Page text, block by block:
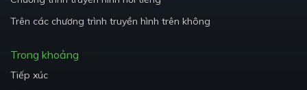
Trên các chương trình truyền hình trên không
Trong khoảng
Tiếp xúc